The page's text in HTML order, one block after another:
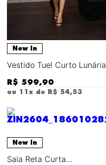
New In
Vestido Tuel Curto Lunária
R$ 599,90
ou 11 x de R$ 54,53
New In
Saia Reta Curta